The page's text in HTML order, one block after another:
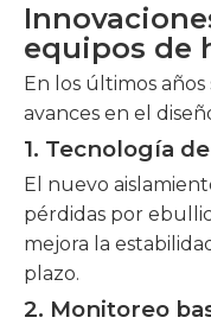
equipos de
En los últimos
avances en el
1. Tecnología
El nuevo
pérdidas por
mejora la
plazo.
2. Monitoreo